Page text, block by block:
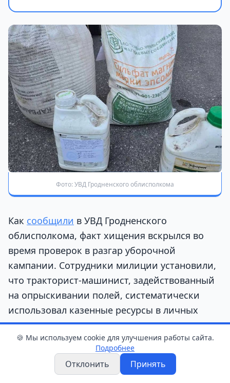
Фото: УВД Гродненского облисполкома
Как сообщили в УВД Гродненского
облисполкома, факт хищения вскрылся во
время проверок в разгар уборочной
кампании. Сотрудники милиции установили,
что тракторист-машинист, задействованный
на опрыскивании полей, систематически
использовал казенные ресурсы в личных
целях.
За два месяца злоумышленнику удалось
похитить 50 килограммов карбамида, 25
🍪 Мы используем cookie для улучшения работы сайта.
Подробнее
Отклонить Принять